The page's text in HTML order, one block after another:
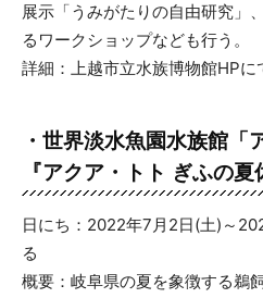
展示「うみがたりの自由研究」
るワークショップなども行う。
詳細：上越市立水族博物館HPに
・世界淡水魚園水族館「
『アクア・トト ぎふの夏
日にち：2022年7月2日(土)～
る
概要：岐阜県の夏を象徴する鵜